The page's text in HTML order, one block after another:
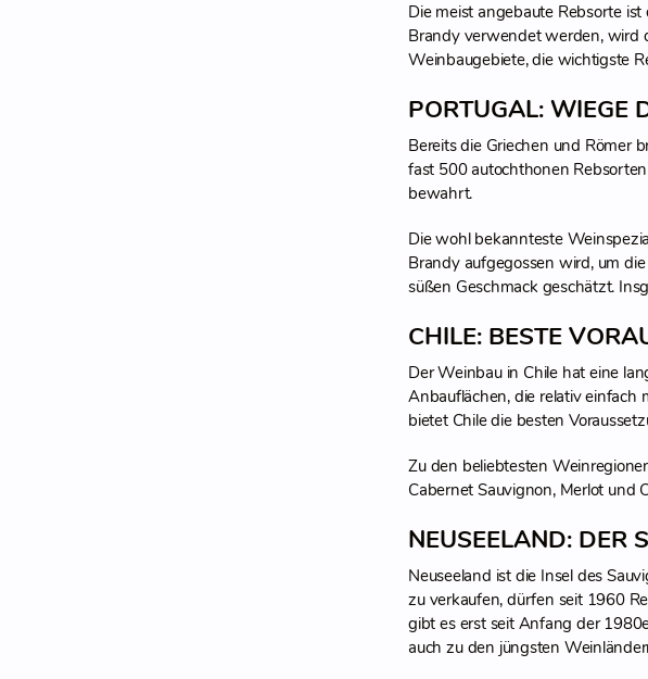
Die meist angebaute Rebsorte
Brandy verwendet werden, wird
Weinbaugebiete, die wichtigste
PORTUGAL: WIEGE
Bereits die Griechen und Römer
fast 500 autochthonen
bewahrt.
Die wohl bekannteste
Brandy aufgegossen wird, um
süßen Geschmack geschätzt.
CHILE: BESTE
Der Weinbau in Chile hat eine
Anbauflächen, die relativ einfach
bietet Chile die besten
Zu den beliebtesten
Cabernet Sauvignon, Merlot und
NEUSEELAND: DER
Neuseeland ist die Insel des
zu verkaufen, dürfen seit 1960
gibt es erst seit Anfang der
auch zu den jüngsten